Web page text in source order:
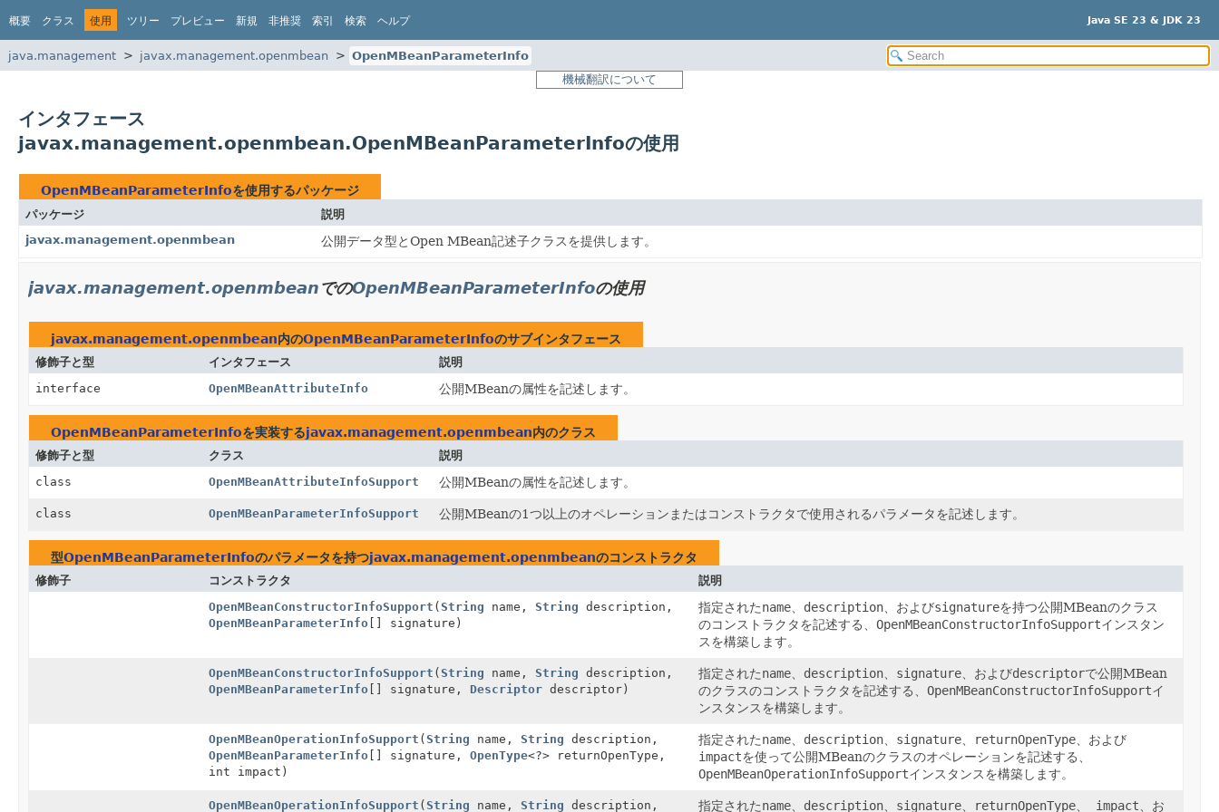
概要 クラス 使用 ツリー プレビュー 新規 非推奨 索引 検索 ヘルプ Java SE 23 & JDK 23
java.management javax.management.openmbean
OpenMBeanParameterInfo
機械翻訳について
インタフェース
javax.management.openmbean.OpenMBeanParameterInfoの使用
OpenMBeanParameterInfoを使用するパッケージ
パッケージ
説明
javax.management.openmbean
公開データ型とOpen MBean記述子クラスを提供します。
javax.management.openmbeanでのOpenMBeanParameterInfoの使用
javax.management.openmbean内のOpenMBeanParameterInfoのサブインタフェース
修飾子と型 インタフェース
説明
interface
OpenMBeanAttributeInfo 公開MBeanの属性を記述します。
OpenMBeanParameterInfoを実装するjavax.management.openmbean内のクラス
修飾子と型 クラス
説明
class
OpenMBeanAttributeInfoSupport 公開MBeanの属性を記述します。
class OpenMBeanParameterInfoSupport 公開MBeanの1つ以上のオペレーションまたはコンストラクタで使用されるパラメータを記述します。
型OpenMBeanParameterInfoのパラメータを持つjavax.management.openmbeanのコンストラクタ
修飾子 コンストラクタ
説明
OpenMBeanConstructorInfoSupport ( String name, String description,
OpenMBeanParameterInfo[] signature)
指定されたname description 、およびsignatureを持つ公開MBeanのクラス
のコンストラクタを記述する、OpenMBeanConstructorInfoSupportインスタン
スを構築します。
OpenMBeanConstructorInfoSupport ( String name, String description,
OpenMBeanParameterInfo[] signature, Descriptordescriptor)
指定されたname description signature 、およびdescriptorで公開MBean
のクラスのコンストラクタを記述する、OpenMBeanConstructorInfoSupportイ
ンスタンスを構築します。
OpenMBeanOperationInfoSupport ( String name, String description,
OpenMBeanParameterInfo[] signature, OpenType<?> returnOpenType,
int impact)
指定されたname description signature returnOpenType 、および
impactを使って公開MBeanのクラスのオペレーションを記述する、
OpenMBeanOperationInfoSupportインスタンスを構築します。
OpenMBeanOperationInfoSupport ( String name, String description, 指定されたname description signature returnOpenType impact 、お